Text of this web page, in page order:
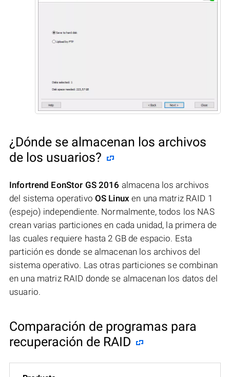
¿Dónde se almacenan los archivos
de los usuarios?
Infortrend EonStor GS 2016 almacena los archivos
del sistema operativo OS Linux en una matriz RAID 1
(espejo) independiente. Normalmente, todos los NAS
crean varias particiones en cada unidad, la primera de
las cuales requiere hasta 2 GB de espacio. Esta
partición es donde se almacenan los archivos del
sistema operativo. Las otras particiones se combinan
en una matriz RAID donde se almacenan los datos del
usuario.
Comparación de programas para
recuperación de RAID